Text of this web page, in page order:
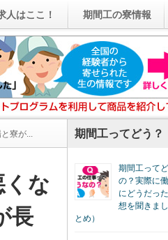
人はここ！ 期間工の寮情報
寮が...
くな
長
期間工ってどう？
期間工って
の？実際に
にどうだっ
想を聞きま
とめ）